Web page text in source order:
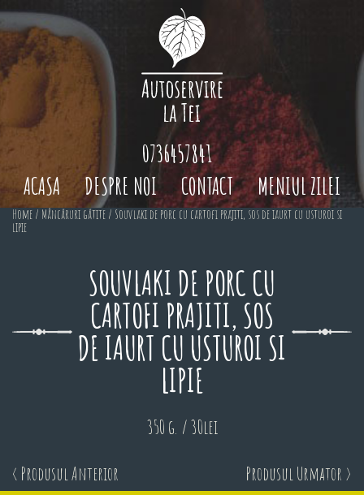
ACASA DESPRE NOI CONTACT MENIUL ZILEI
0736457841
Home / Mâncăruri gătite / Souvlaki de porc cu cartofi prajiti, sos de iaurt cu usturoi si
lipie
SOUVLAKI DE PORC CU
CARTOFI PRAJITI, SOS
DE IAURT CU USTUROI SI
LIPIE
350 g. / 30lei
< Produsul Anterior Produsul Urmator >